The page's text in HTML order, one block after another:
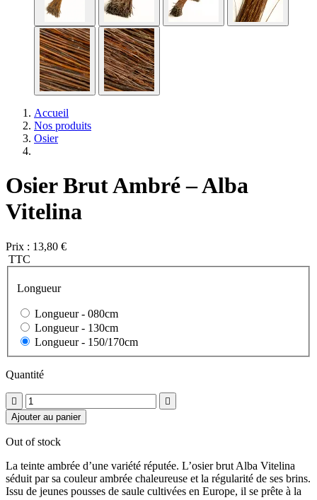
Accueil
Nos produits
Osier
Osier Brut Ambré – Alba
Vitelina
Prix : 13,80 €
TTC
Longueur
Longueur - 080cm
Longueur - 130cm
Longueur - 150/170cm
Quantité


Ajouter au panier
Out of stock
La teinte ambrée d’une variété réputée. L’osier brut Alba Vitelina
séduit par sa couleur ambrée chaleureuse et la régularité de ses brins.
Issu de jeunes pousses de saule cultivées en Europe, il se prête à la